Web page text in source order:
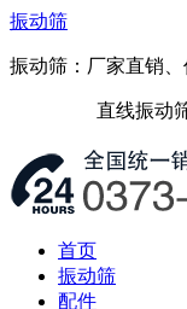
振动筛
振动筛：厂家直销
直线振动
首页
振动筛
配件